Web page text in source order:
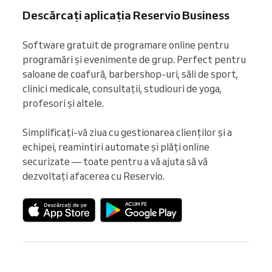
Descărcați aplicația Reservio Business
Software gratuit de programare online pentru
programări și evenimente de grup. Perfect pentru
saloane de coafură, barbershop-uri, săli de sport,
clinici medicale, consultații, studiouri de yoga,
profesori și altele.
Simplificați-vă ziua cu gestionarea clienților și a
echipei, reamintiri automate și plăți online
securizate — toate pentru a vă ajuta să vă
dezvoltați afacerea cu Reservio.